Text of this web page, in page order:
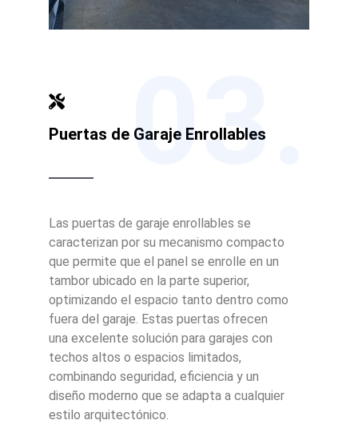
Puertas de Garaje Enrollables
03.
Las puertas de garaje enrollables se
caracterizan por su mecanismo compacto
que permite que el panel se enrolle en un
tambor ubicado en la parte superior,
optimizando el espacio tanto dentro como
fuera del garaje. Estas puertas ofrecen
una excelente solución para garajes con
techos altos o espacios limitados,
combinando seguridad, eficiencia y un
diseño moderno que se adapta a cualquier
estilo arquitectónico.